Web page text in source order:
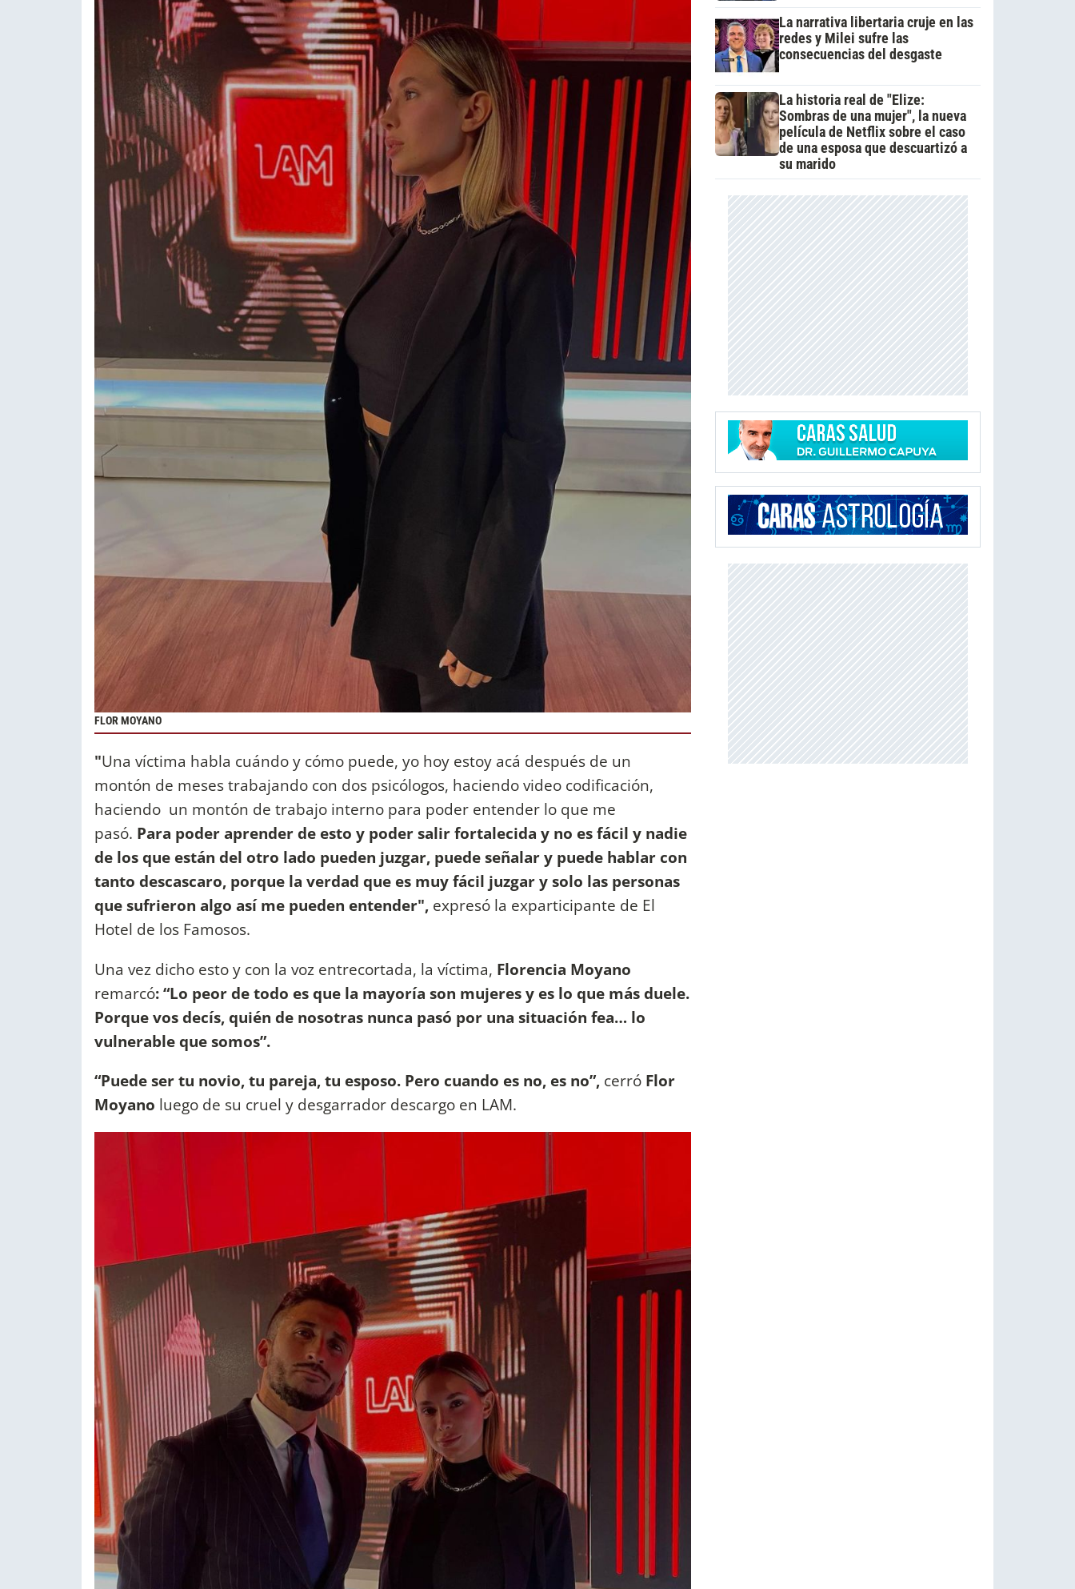
FLOR MOYANO
"Una víctima habla cuándo y cómo puede, yo hoy estoy acá después de un
montón de meses trabajando con dos psicólogos, haciendo video codificación,
haciendo un montón de trabajo interno para poder entender lo que me
pasó. Para poder aprender de esto y poder salir fortalecida y no es fácil y nadie
de los que están del otro lado pueden juzgar, puede señalar y puede hablar con
tanto descascaro, porque la verdad que es muy fácil juzgar y solo las personas
que sufrieron algo así me pueden entender", expresó la exparticipante de El
Hotel de los Famosos.
Una vez dicho esto y con la voz entrecortada, la víctima, Florencia Moyano
remarcó: “Lo peor de todo es que la mayoría son mujeres y es lo que más duele.
Porque vos decís, quién de nosotras nunca pasó por una situación fea… lo
vulnerable que somos”.
“Puede ser tu novio, tu pareja, tu esposo. Pero cuando es no, es no”, cerró Flor
Moyano luego de su cruel y desgarrador descargo en LAM.
La narrativa libertaria cruje en las
redes y Milei sufre las
consecuencias del desgaste
La historia real de "Elize:
Sombras de una mujer", la nueva
película de Netflix sobre el caso
de una esposa que descuartizó a
su marido